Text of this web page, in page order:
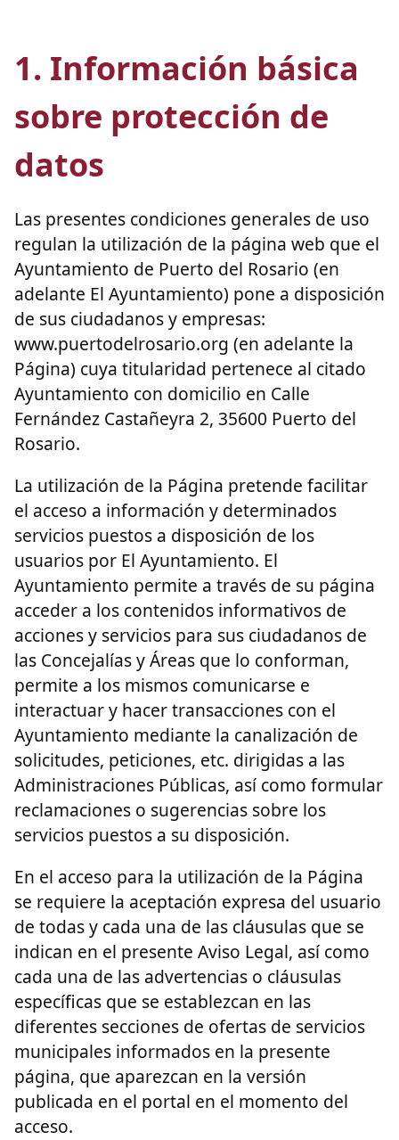
1. Información básica
sobre protección de
datos
Las presentes condiciones generales de uso
regulan la utilización de la página web que el
Ayuntamiento de Puerto del Rosario (en
adelante El Ayuntamiento) pone a disposición
de sus ciudadanos y empresas:
www.puertodelrosario.org (en adelante la
Página) cuya titularidad pertenece al citado
Ayuntamiento con domicilio en Calle
Fernández Castañeyra 2, 35600 Puerto del
Rosario.
La utilización de la Página pretende facilitar
el acceso a información y determinados
servicios puestos a disposición de los
usuarios por El Ayuntamiento. El
Ayuntamiento permite a través de su página
acceder a los contenidos informativos de
acciones y servicios para sus ciudadanos de
las Concejalías y Áreas que lo conforman,
permite a los mismos comunicarse e
interactuar y hacer transacciones con el
Ayuntamiento mediante la canalización de
solicitudes, peticiones, etc. dirigidas a las
Administraciones Públicas, así como formular
reclamaciones o sugerencias sobre los
servicios puestos a su disposición.
En el acceso para la utilización de la Página
se requiere la aceptación expresa del usuario
de todas y cada una de las cláusulas que se
indican en el presente Aviso Legal, así como
cada una de las advertencias o cláusulas
específicas que se establezcan en las
diferentes secciones de ofertas de servicios
municipales informados en la presente
página, que aparezcan en la versión
publicada en el portal en el momento del
acceso.